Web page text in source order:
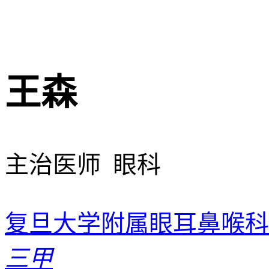
王森
主治医师 眼科
复旦大学附属眼耳鼻喉
三甲